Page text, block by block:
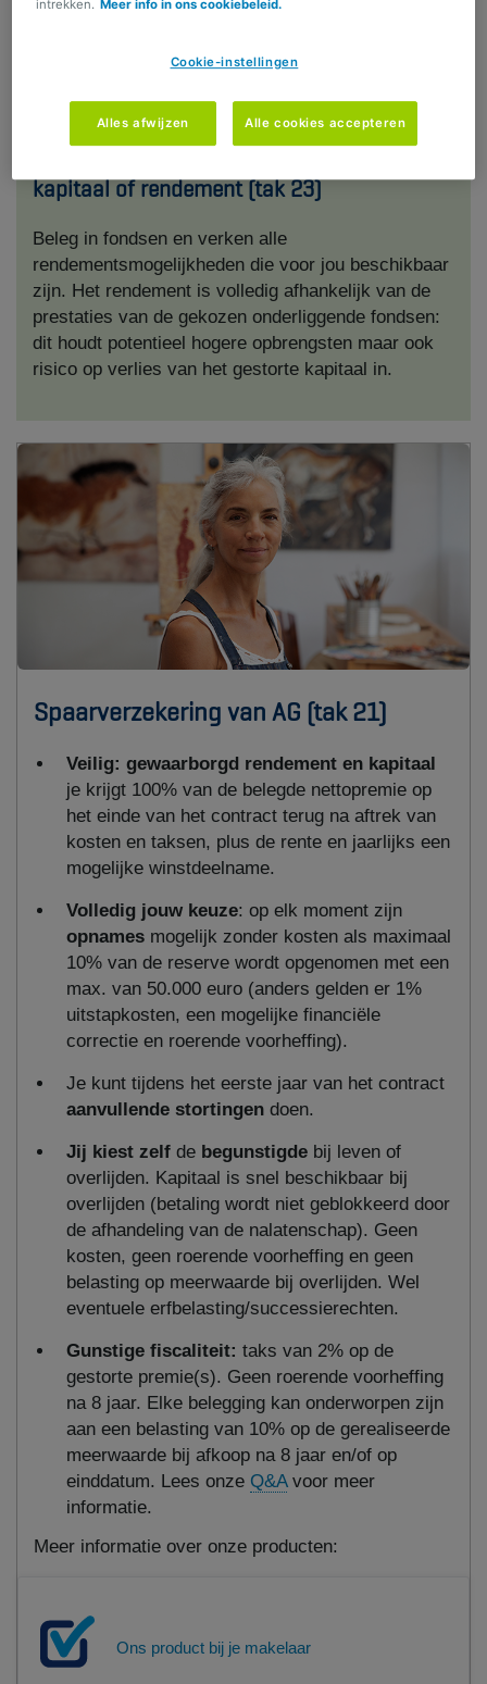
Beleg in fondsen met een vaste looptijd en behaal
krijg je minstens je belegde kapitaal terug.
kapitaal of rendement (tak 23)
Beleg in fondsen en verken alle
rendementsmogelijkheden die voor jou beschikbaar
zijn. Het rendement is volledig afhankelijk van de
prestaties van de gekozen onderliggende fondsen:
dit houdt potentieel hogere opbrengsten maar ook
risico op verlies van het gestorte kapitaal in.
Spaarverzekering van AG (tak 21)
Veilig: gewaarborgd rendement en kapitaal
je krijgt 100% van de belegde nettopremie op
het einde van het contract terug na aftrek van
kosten en taksen, plus de rente en jaarlijks een
mogelijke winstdeelname.
Volledig jouw keuze: op elk moment zijn
opnames mogelijk zonder kosten als maximaal
10% van de reserve wordt opgenomen met een
max. van 50.000 euro (anders gelden er 1%
uitstapkosten, een mogelijke financiële
correctie en roerende voorheffing).
Je kunt tijdens het eerste jaar van het contract
aanvullende stortingen doen.
Jij kiest zelf de begunstigde bij leven of
overlijden. Kapitaal is snel beschikbaar bij
overlijden (betaling wordt niet geblokkeerd door
de afhandeling van de nalatenschap). Geen
kosten, geen roerende voorheffing en geen
belasting op meerwaarde bij overlijden. Wel
eventuele erfbelasting/successierechten.
Gunstige fiscaliteit: taks van 2% op de
gestorte premie(s). Geen roerende voorheffing
na 8 jaar. Elke belegging kan onderworpen zijn
aan een belasting van 10% op de gerealiseerde
meerwaarde bij afkoop na 8 jaar en/of op
einddatum. Lees onze Q&Avoor meer
informatie.
Meer informatie over onze producten:
Ons product bij je makelaar
intrekken. Meer info in ons cookiebeleid.
Cookie-instellingen
Alles afwijzen Alle cookies accepteren